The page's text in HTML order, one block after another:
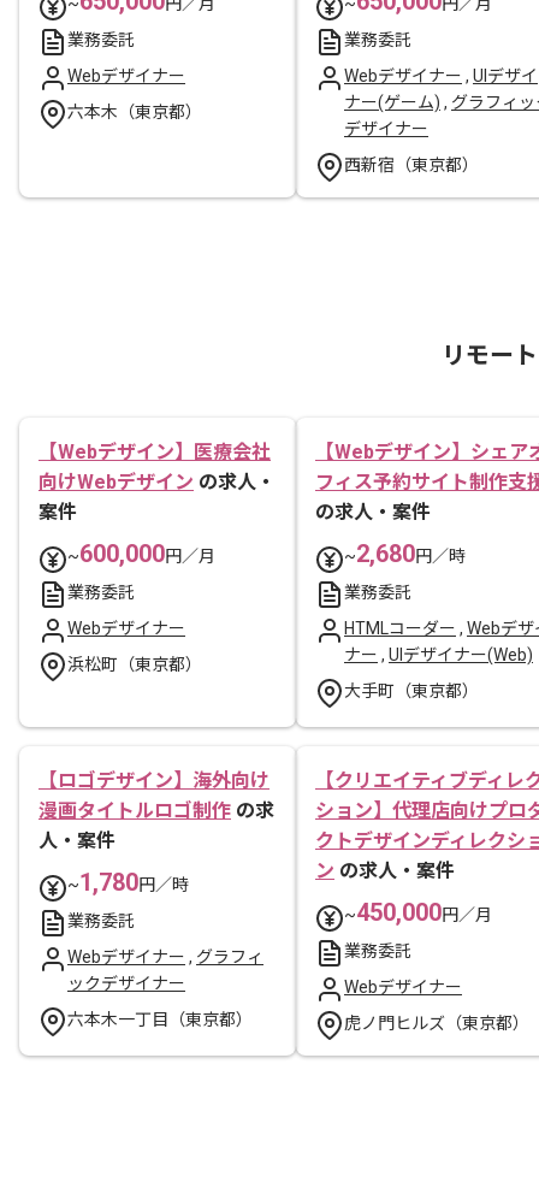
業務委託
Webデザイナー
六本木（東京都）
業務委託
Webデザイナー , UIデザイ
ナー(ゲーム) , グラフィッ
デザイナー
西新宿（東京都）
リモー
【Webデザイン】医療会社
向けWebデザイン の求人・
案件
~600,000円／月
業務委託
Webデザイナー
浜松町（東京都）
【Webデザイン】シェア
フィス予約サイト制作支
の求人・案件
~2,680円／時
業務委託
HTMLコーダー , Webデザ
ナー , UIデザイナー(Web)
大手町（東京都）
【ロゴデザイン】海外向け
漫画タイトルロゴ制作 の求
人・案件
~1,780円／時
業務委託
Webデザイナー , グラフィ
ックデザイナー
六本木一丁目（東京都）
【クリエイティブディレ
ション】代理店向けプロ
クトデザインディレクシ
ン の求人・案件
~450,000円／月
業務委託
Webデザイナー
虎ノ門ヒルズ（東京都）